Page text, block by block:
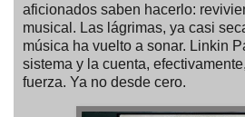
aficionados saben hacerlo:
musical. Las lágrimas, ya casi
música ha vuelto a sonar. Linkin
sistema y la cuenta,
fuerza. Ya no desde cero.